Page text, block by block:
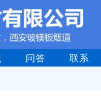
问答 联系